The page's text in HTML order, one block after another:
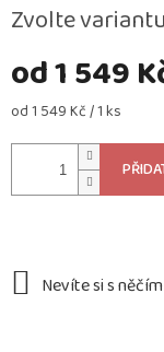
od1 549
Měrná
od 1 549 Kč / 1 ks
Zvolte variantu